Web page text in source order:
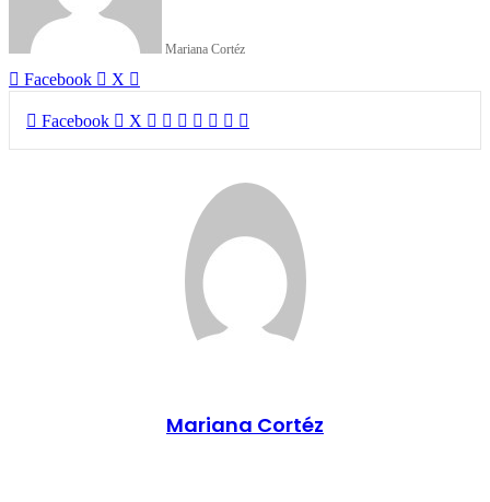
Mariana Cortéz
Facebook X
Facebook X LinkedIn
Tumblr
Pinterest
Reddit
VKontakte
Compartir
correo
Mariana Cortéz